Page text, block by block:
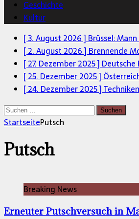
Geschichte
Kultur
[ 3. August 2026 ] Brüssel:
[ 2. August 2026 ] Brennende
[ 27. Dezember 2025 ] Deutsche
[ 25. Dezember 2025 ]
[ 24. Dezember 2025 ]
Suchen
nach:
StartseitePutsch
Putsch
Breaking News
Erneuter Putschversuch in